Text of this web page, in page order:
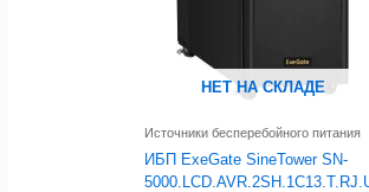
НЕТ НА СКЛАДЕ
Источники бесперебойного питания
ИБП ExeGate SineTower SN-